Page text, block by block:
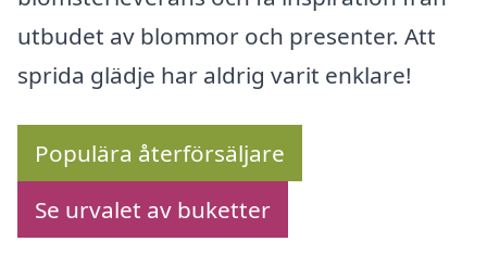
utbudet av blommor och presenter. Att
sprida glädje har aldrig varit enklare!
Populära återförsäljare
Se urvalet av buketter